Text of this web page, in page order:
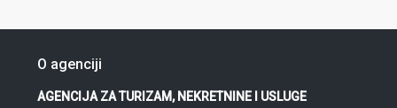
O agenciji
AGENCIJA ZA TURIZAM, NEKRETNINE I USLUGE